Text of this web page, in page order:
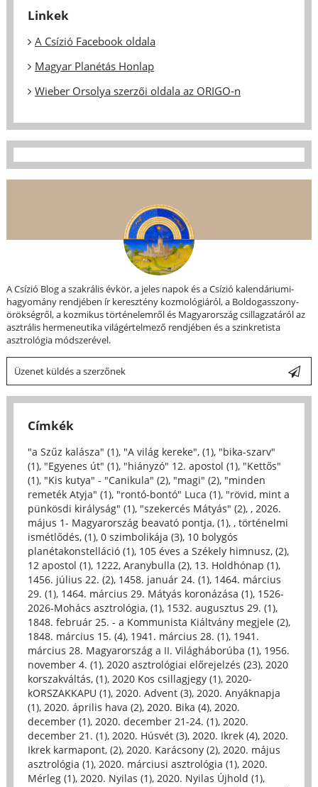
Linkek
A Csízió Facebook oldala
Magyar Planétás Honlap
Wieber Orsolya szerzői oldala az ORIGO-n
A Csízió Blog a szakrális évkör, a jeles napok és a Csízió kalendáriumi-
hagyomány rendjében ír keresztény kozmológiáról, a Boldogasszony-
örökségről, a kozmikus történelemről és Magyarország csillagzatáról az
asztrális hermeneutika világértelmező rendjében és a szinkretista
asztrológia módszerével.
Üzenet küldés a szerzőnek
Címkék
"a Szűz kalásza" (1), "A világ kereke", (1), "bika-szarv"
(1), "Egyenes út" (1), "hiányzó" 12. apostol (1), "Kettős"
(1), "Kis kutya" - "Canikula" (2), "magi" (2), "minden
remeték Atyja" (1), "rontó-bontó" Luca (1), "rövid, mint a
pünkösdi királyság" (1), "szekercés Mátyás" (2), , 2026.
május 1- Magyarország beavató pontja, (1), , történelmi
ismétlődés, (1), 0 szimbolikája (3), 10 bolygós
planétakonstelláció (1), 105 éves a Székely himnusz, (2),
12 apostol (1), 1222, Aranybulla (2), 13. Holdhónap (1),
1456. július 22. (2), 1458. január 24. (1), 1464. március
29. (1), 1464. március 29. Mátyás koronázása (1), 1526-
2026-Mohács asztrológia, (1), 1532. augusztus 29. (1),
1848. február 25. - a Kommunista Kiáltvány megjele (2),
1848. március 15. (4), 1941. március 28. (1), 1941.
március 28. Magyarország a II. Világháborúba (1), 1956.
november 4. (1), 2020 asztrológiai előrejelzés (23), 2020
korszakváltás, (1), 2020 Kos csillagjegy (1), 2020-
kORSZAKKAPU (1), 2020. Advent (3), 2020. Anyáknapja
(1), 2020. április hava (2), 2020. Bika (4), 2020.
december (1), 2020. december 21-24. (1), 2020.
december 21. (1), 2020. Húsvét (3), 2020. Ikrek (4), 2020.
Ikrek karmapont, (2), 2020. Karácsony (2), 2020. május
asztrológia (1), 2020. márciusi asztrológia (1), 2020.
Mérleg (1), 2020. Nyilas (1), 2020. Nyilas Újhold (1),